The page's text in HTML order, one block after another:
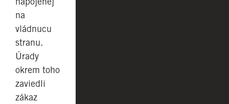
na
vládnucu
stranu.
Úrady
okrem toho
zaviedli
zákaz